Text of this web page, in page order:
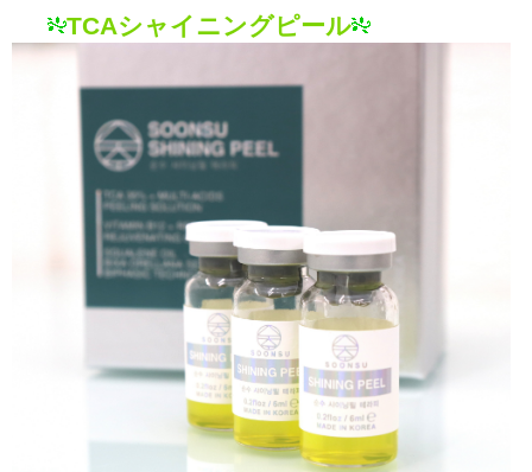
TCAシャイニングピール